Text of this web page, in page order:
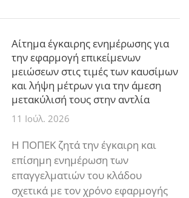
Αίτημα έγκαιρης ενημέρωσης για
την εφαρμογή επικείμενων
μειώσεων στις τιμές των καυσίμων
και λήψη μέτρων για την άμεση
μετακύλισή τους στην αντλία
11 Ιούλ. 2026
Η ΠΟΠΕΚ ζητά την έγκαιρη και
επίσημη ενημέρωση των
επαγγελματιών του κλάδου
σχετικά με τον χρόνο εφαρμογής